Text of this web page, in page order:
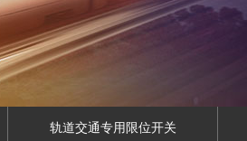
轨道交通专用限位开关